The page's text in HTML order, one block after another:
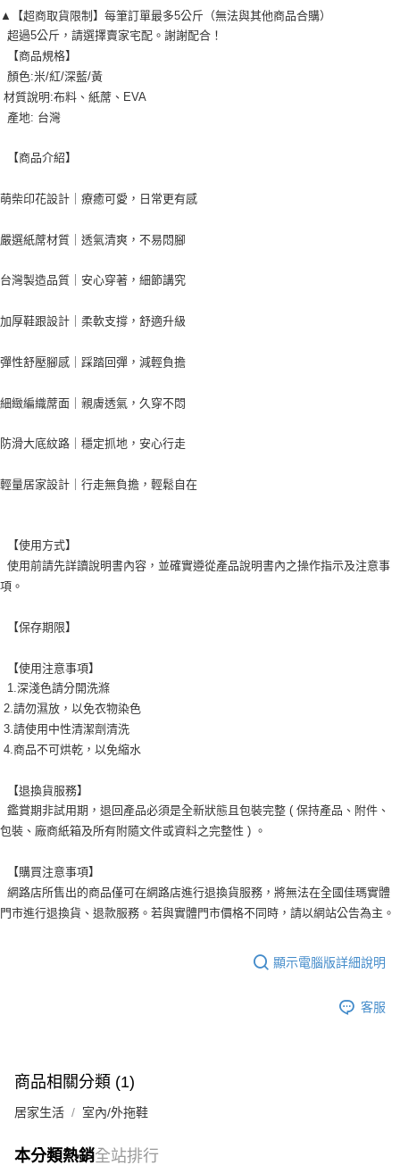
▲【超商取貨限制】每筆訂單最多5公斤（無法與其他商品合購）
萌柴印花設計｜療癒可愛，日常更有感
嚴選紙蓆材質｜透氣清爽，不易悶腳
台灣製造品質｜安心穿著，細節講究
加厚鞋跟設計｜柔軟支撐，舒適升級
彈性舒壓腳感｜踩踏回彈，減輕負擔
細緻編織蓆面｜親膚透氣，久穿不悶
防滑大底紋路｜穩定抓地，安心行走
輕量居家設計｜行走無負擔，輕鬆自在
項。
包裝、廠商紙箱及所有附隨文件或資料之完整性 ) 。
門市進行退換貨、退款服務。若與實體門市價格不同時，請以網站公告為主。
顯示電腦版詳細說明
客服
商品相關分類 (1)
居家生活 室內/外拖鞋
本分類熱銷全站排行